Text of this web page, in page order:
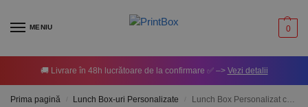
MENIU 0
🚚 Livrare în 48h lucrătoare de la confirmare ✅ –> Vezi detalii
Prima pagină Lunch Box-uri Personalizate Lunch Box Personalizat cu o poză